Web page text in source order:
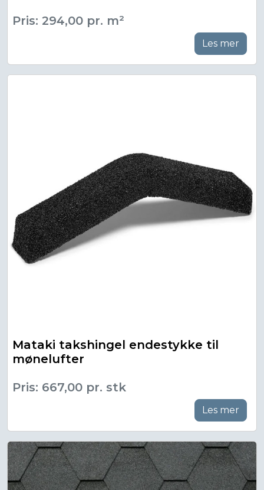
Pris: 294,00 pr. m²
Les mer
Mataki takshingel endestykke til
mønelufter
Pris: 667,00 pr. stk
Les mer